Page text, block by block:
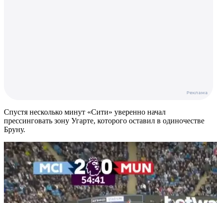
Спустя несколько минут «Сити» уверенно начал
прессинговать зону Угарте, которого оставил в одиночестве
Бруну.